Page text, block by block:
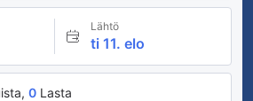
Lähtö
ti 11. elo
0 Lasta